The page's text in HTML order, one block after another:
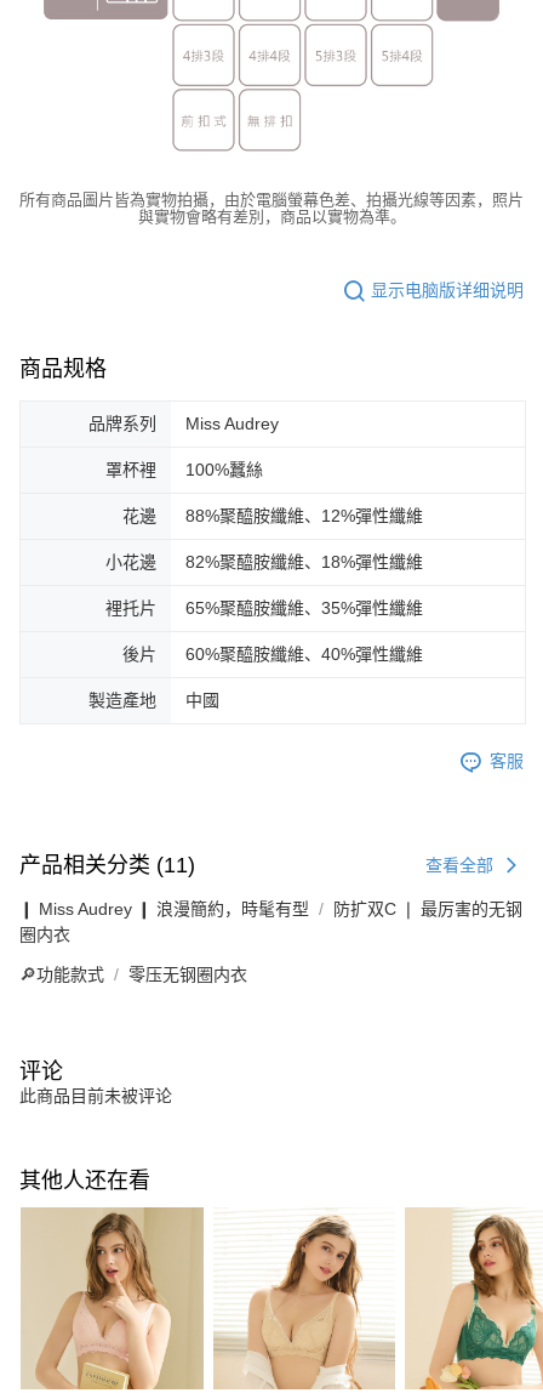
所有商品圖片皆為實物拍攝，由於電腦螢幕色差、拍攝光線等因素，照片
與實物會略有差別，商品以實物為準。
显示电脑版详细说明
商品规格
品牌系列 Miss Audrey
罩杯裡 100%蠶絲
花邊 88%聚醯胺纖維、12%彈性纖維
小花邊 82%聚醯胺纖維、18%彈性纖維
裡托片 65%聚醯胺纖維、35%彈性纖維
後片 60%聚醯胺纖維、40%彈性纖維
製造產地 中國
客服
产品相关分类 (11) 查看全部
❙ Miss Audrey ❙ 浪漫簡約，時髦有型
防扩双C ❘ 最厉害的无钢
圈内衣
🔎功能款式 零压无钢圈内衣
评论
此商品目前未被评论
其他人还在看